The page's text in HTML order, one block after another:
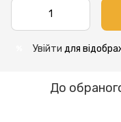
Увійти для
До